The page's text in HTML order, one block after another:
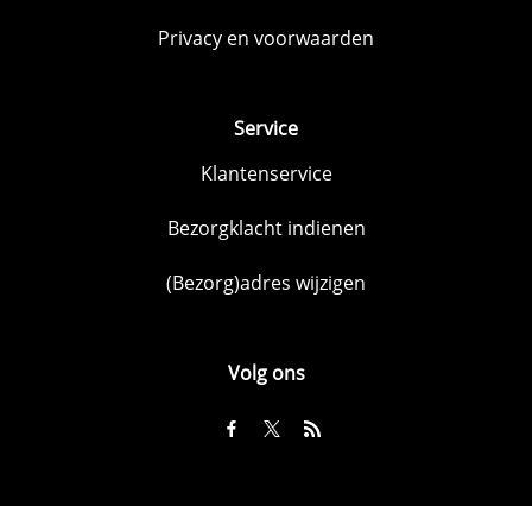
Privacy en voorwaarden
Service
Klantenservice
Bezorgklacht indienen
(Bezorg)adres wijzigen
Volg ons